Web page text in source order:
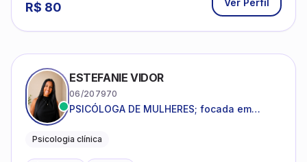
R$ 80 Ver Perfil
ESTEFANIE VIDOR
06/207970
PSICÓLOGA DE MULHERES; focada em
dentro da sua realidade.
Psicologia clínica